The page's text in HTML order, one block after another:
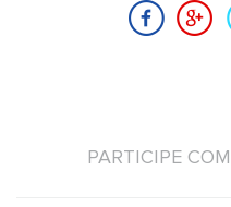
PARTICIPE